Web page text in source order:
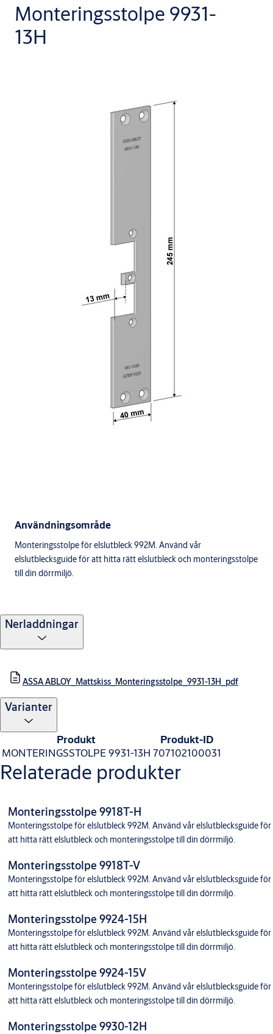
Monteringsstolpe 9931-
13H
Användningsområde
Monteringsstolpe för elslutbleck 992M. Använd vår
elslutblecksguide för att hitta rätt elslutbleck och monteringsstolpe
till din dörrmiljö.
Nerladdningar
ASSA ABLOY_Mattskiss_Monteringsstolpe_9931-13H_pdf
Varianter
Produkt
Produkt-ID
MONTERINGSSTOLPE 9931-13H 707102100031
Relaterade produkter
Monteringsstolpe 9918T-H
Monteringsstolpe för elslutbleck 992M. Använd vår elslutblecksguide för
att hitta rätt elslutbleck och monteringsstolpe till din dörrmiljö.
Monteringsstolpe 9918T-V
Monteringsstolpe för elslutbleck 992M. Använd vår elslutblecksguide för
att hitta rätt elslutbleck och monteringsstolpe till din dörrmiljö.
Monteringsstolpe 9924-15H
Monteringsstolpe för elslutbleck 992M. Använd vår elslutblecksguide för
att hitta rätt elslutbleck och monteringsstolpe till din dörrmiljö.
Monteringsstolpe 9924-15V
Monteringsstolpe för elslutbleck 992M. Använd vår elslutblecksguide för
att hitta rätt elslutbleck och monteringsstolpe till din dörrmiljö.
Monteringsstolpe 9930-12H